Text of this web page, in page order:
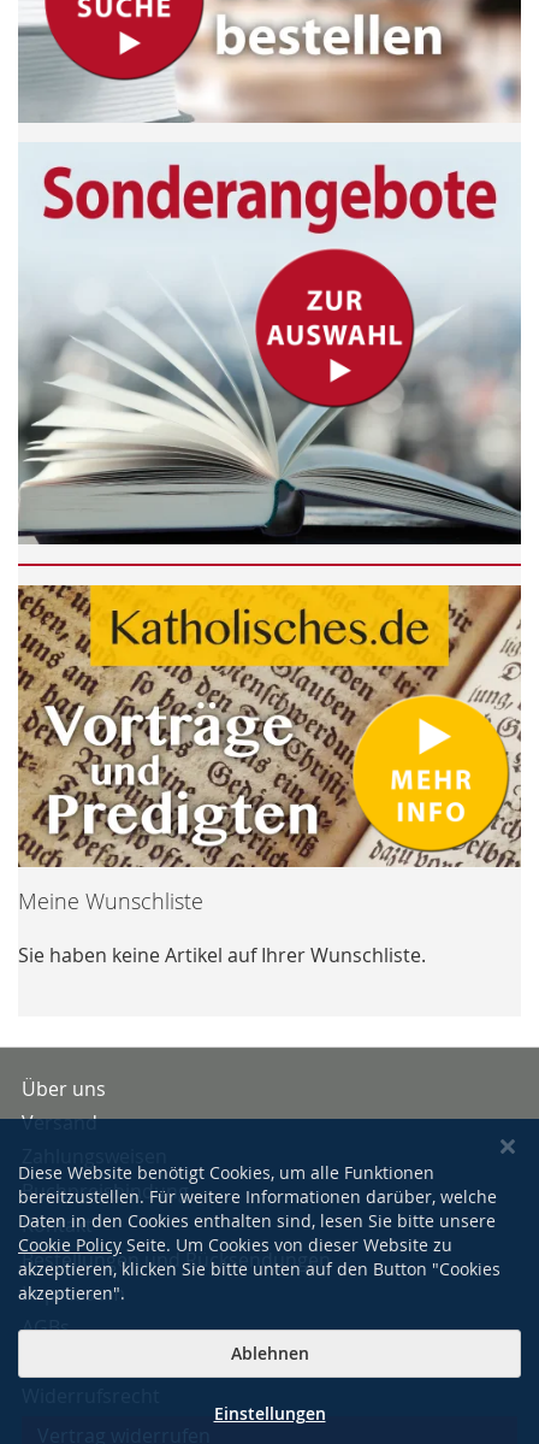
Meine Wunschliste
Sie haben keine Artikel auf Ihrer Wunschliste.
Über uns
Versand
Buchpreisbindung
Kontakt
Bestellungen und Rücksendungen
Impressum
AGBs
Diese Website benötigt Cookies, um alle Funktionen
bereitzustellen. Für weitere Informationen darüber, welche
Daten in den Cookies enthalten sind, lesen Sie bitte unsere
Cookie Policy Seite. Um Cookies von dieser Website zu
akzeptieren, klicken Sie bitte unten auf den Button "Cookies
akzeptieren".
Ablehnen
Einstellungen